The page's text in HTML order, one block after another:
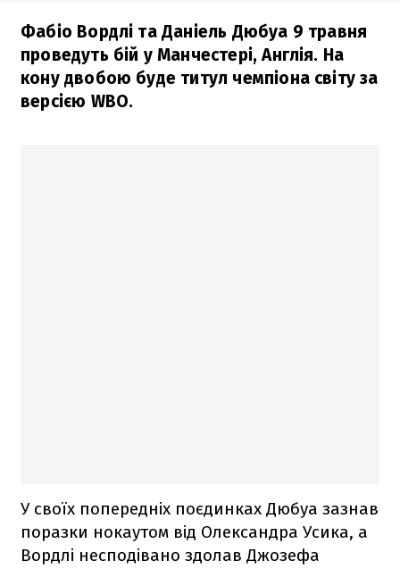
Фабіо Вордлі та Даніель Дюбуа 9 травня
проведуть бій у Манчестері, Англія. На
кону двобою буде титул чемпіона світу за
версією WBO.
У своїх попередніх поєдинках Дюбуа зазнав
поразки нокаутом від Олександра Усика, а
Вордлі несподівано здолав Джозефа